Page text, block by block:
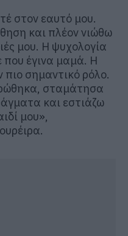
στον εαυτό μου.
και πλέον νιώθω
μου. Η ψυχολογία
που έγινα μαμά. Η
πιο σημαντικό ρόλο.
σταμάτησα
και εστιάζω
μου»,